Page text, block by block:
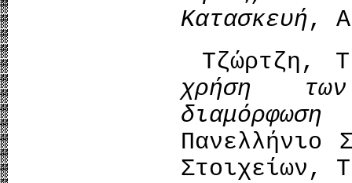
Κατασκευή,
Τζώρτζη,
χρήση
Πανελλήνιο
Στοιχείων,